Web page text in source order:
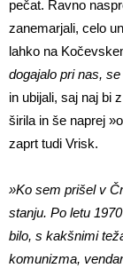
pečat. Ravno
zanemarjali, celo
lahko na
dogajalo pri nas,
in ubijali, saj naj bi
širila in še naprej
zaprt tudi Vrisk.
»Ko sem prišel v
stanju. Po letu
bilo, s kakšnimi
komunizma,